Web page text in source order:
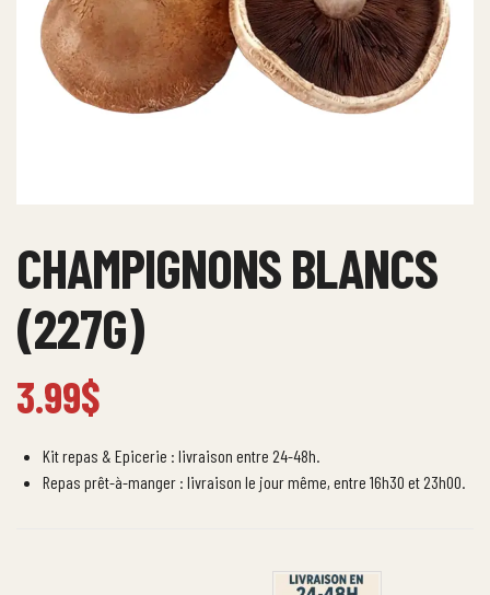
CHAMPIGNONS BLANCS
(227G)
3.99$
Kit repas & Epicerie : livraison entre 24-48h.
Repas prêt-à-manger : livraison le jour même, entre 16h30 et 23h00.